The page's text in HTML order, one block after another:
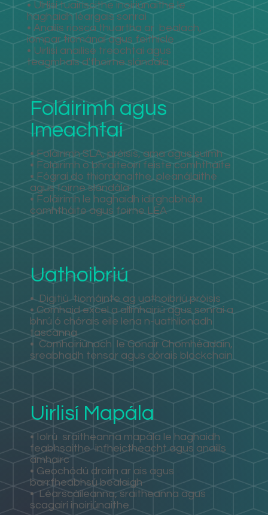
• Uirlisí tuairiscithe inoiriúnaithe le
haghaidh léargais sonraí
• Anailís riosca thuartha ar bealach,
iompar tiománaí agus feithicle
• Uirlisí anailíse treochtaí agus
teagmhais d'fhoirne slándála
Foláirimh agus
Imeachtaí
• Foláirimh SLA, próisis, ama agus suímh
• Foláirimh ó bhraiteoirí feiste comhtháite
• Fógraí do thiománaithe, pleanálaithe
agus foirne slándála
• Foláirimh le haghaidh idirghabhála
comhtháite agus foirne LEA
Uathoibriú
• Digitiú tiomáinte ag uathoibriú próisis
• Comhaid excel a allmhairiú agus sonraí a
bhrú ó chórais eile lena n-uathlíonadh
tascanna
• Comhoiriúnach le Conair Chomhéadain,
sreabhadh tensor agus córais blockchain
Uirlisí Mapála
• Iolrú sraitheanna mapála le haghaidh
feabhsaithe infheictheacht agus anailís
amhairc
• Geochódú droim ar ais agus
barrfheabhsú bealaigh
• Léarscáileanna, sraitheanna agus
scagairí inoiriúnaithe